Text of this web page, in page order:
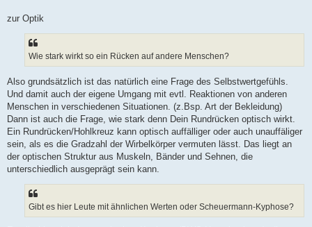
zur Optik
Wie stark wirkt so ein Rücken auf andere Menschen?
Also grundsätzlich ist das natürlich eine Frage des Selbstwertgefühls.
Und damit auch der eigene Umgang mit evtl. Reaktionen von anderen
Menschen in verschiedenen Situationen. (z.Bsp. Art der Bekleidung)
Dann ist auch die Frage, wie stark denn Dein Rundrücken optisch wirkt.
Ein Rundrücken/Hohlkreuz kann optisch auffälliger oder auch unauffäliger
sein, als es die Gradzahl der Wirbelkörper vermuten lässt. Das liegt an
der optischen Struktur aus Muskeln, Bänder und Sehnen, die
unterschiedlich ausgeprägt sein kann.
Gibt es hier Leute mit ähnlichen Werten oder Scheuermann-Kyphose?